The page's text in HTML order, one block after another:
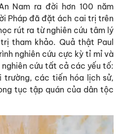
Nam ra đời hơn 100 năm
Pháp đã đặt ách cai trị trên
rút ra từ nghiên cứu tâm lý
tham khảo. Quả thật Paul
nghiên cứu cực kỳ tỉ mỉ và
cứu tất cả các yếu tố:
trường, các tiến hóa lịch sử,
tục tập quán của dân tộc